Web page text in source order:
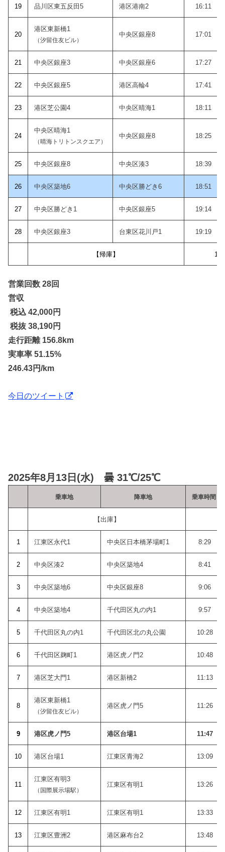
19 品川区東五反田5 港区港南2 16:11
20
港区東新橋1
（汐留住友ビル）
中央区銀座8 17:01
21 中央区銀座3 中央区銀座6 17:27
22 中央区銀座5 港区高輪4 17:41
23 港区芝公園4 中央区晴海1 18:11
24
中央区晴海1
（晴海トリトンスクエア）
中央区銀座8 18:25
25 中央区銀座8 中央区湊3 18:39
26 中央区築地6 中央区勝どき6 18:51
27 中央区勝どき1 中央区銀座5 19:14
28 中央区銀座3 台東区花川戸1 19:19
【帰庫】
営業回数 28回
営収
税込 42,000円
税抜 38,190円
走行距離 156.8km
実車率 51.15%
246.43円/km
今日のツイート
2025年8月13日(水) 曇 31℃/25℃
乗車地 降車地 乗車時間
【出庫】
1 江東区永代1 中央区日本橋茅場町1 8:29
2 中央区湊2 中央区築地4 8:41
3 中央区築地6 中央区銀座8 9:06
4 中央区築地4 千代田区丸の内1 9:57
5 千代田区丸の内1 千代田区北の丸公園 10:28
6 千代田区麹町1 港区虎ノ門2 10:48
7 港区芝大門1 港区新橋2 11:13
8
港区東新橋1
（汐留住友ビル）
港区虎ノ門5 11:26
9 港区虎ノ門5 港区台場1 11:47
10 港区台場1 江東区青海2 13:09
11
江東区有明3
（国際展示場駅）
江東区有明1 13:26
12 江東区有明1 江東区有明1 13:33
13 江東区豊洲2 港区麻布台2 13:48